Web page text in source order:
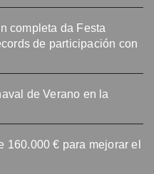
completa da Festa
de participación con
de Verano en la
160.000 € para mejorar el